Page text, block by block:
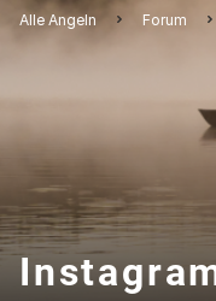
Alle Angeln Forum